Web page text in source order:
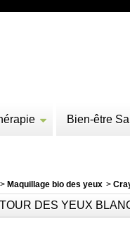
Bien-être
> Maquillage bio des yeux >
DES YEUX